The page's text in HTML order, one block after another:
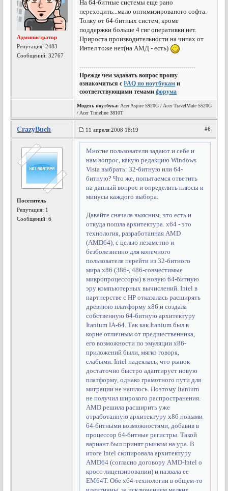
Администратор
Репутация:2483
Сообщений: 32767
На 64-битные системы еще рано
переходить...мало оптимизированого софта.
Толку от 64-битных систем, кроме
поддержки больше 4 гиг оперативки нет.
Прироста производительности на чипах от
Интел тоже нет(на АМД - есть)
---------------------------------------------------------
Прежде чем задавать вопрос прошу
ознакомиться сFAQ по ноутбукам и
соответствующими темамифорума
Модель ноутбука: Acer Aspire 5920G / Acer TravelMate 5520G
/ Acer Timeline 3810T
CrazyBuch 11 апреля 2008 18:19 #6
Посетитель
Репутация: 1
Сообщений: 6
Многие пользователи задают и себе и
нам вопрос, какую редакцию Windows
Vista выбрать: 32-битную или 64-
битную? Что же, попытаемся ответить
на данный вопрос и определить плюсы и
минусы каждого выбора.
Давайте сначала выясним, что есть и
откуда пошла архитектура. x64 - это
технология, разработанная AMD
(AMD64), с целью незаметно и
безболезненно для конечного
пользователя перейти из 32-битного
мира x86 (386-, 486-совместимые
микропроцессоры) в новую 64-битную
эру компьютерных вычислений. Intel в
партнерстве с HP отказалась расширять
древнюю платформу x86 и создала
собственную 64-битную архитектуру
Itanium IA-64. Так как Itanium был в
корне отличным от предшественника,
его возможности по эмуляции x86-
приложений были, мягко говоря,
слабыми. Intel надеялась, что рынок
достаточно быстро адаптирует новую
платформу, однако грамотного пути для
миграции не нашлось. Поэтому Itanium
не получил широкого распространения.
AMD решила расширить уже
отработанную архитектуру x86 новыми
64-битными возможностями, добавив в
процессор 64-битные регистры. Такой
вариант был принят рынком на ура. В
итоге Intel скопировала архитектуру
AMD64 (согласно договору AMD-Intel о
кросс-лицензировании) и назвала ее
EM64T. Обе x64-технологии в общем-то